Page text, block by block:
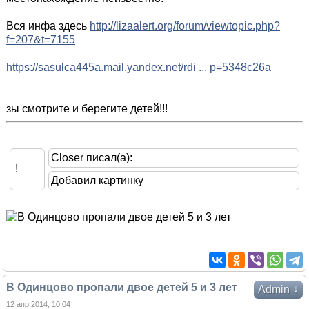
Вся инфа здесь http://lizaalert.org/forum/viewtopic.php?
f=207&t=7155
https://sasulca445a.mail.yandex.net/rdi ... p=5348c26a
зы смотрите и берегите детей!!!
!
Closer писал(а):
Добавил картинку
Admin ↓
В Одинцово пропали двое детей 5 и 3 лет
12 апр 2014, 10:04